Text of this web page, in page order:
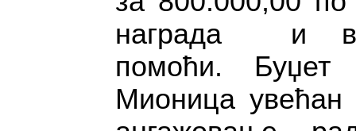
награда и
помоћи. Буџет
Мионица увећан